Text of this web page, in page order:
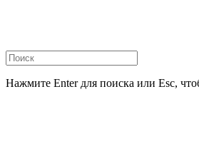
Нажмите Enter для поиска или Esc,